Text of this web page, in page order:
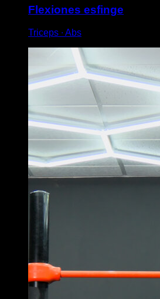
Flexiones esfinge
Triceps ∙ Abs